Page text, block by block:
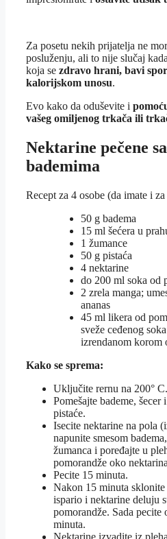
Za posetu nekih prijatelja ne
posluženju, ali to nije slučaj
koja se zdravo hrani, bavi
kalorijskom unosu.
Evo kako da oduševite i
vašeg omiljenog trkača ili
Nektarine pečene
bademima
Recept za 4 osobe (da imate i
50 g badema
15 ml šećera u
1 žumance
50 g pistaća
4 nektarine
do 200 ml soka od
2 zrela manga;
ananas
45 ml likera od
sveže ceđenog
izrendanom korom
Kako se sprema:
Uključite rernu na 200° C.
Pomešajte bademe, šecer
pistaće.
Isecite nektarine na pola
napunite smesom
žumanca i poređajte u
pomorandže oko
Pecite 15 minuta.
Nakon 15 minuta
ispario i nektarine deluju
pomorandže. Sada
minuta.
Nektarine izvadite iz